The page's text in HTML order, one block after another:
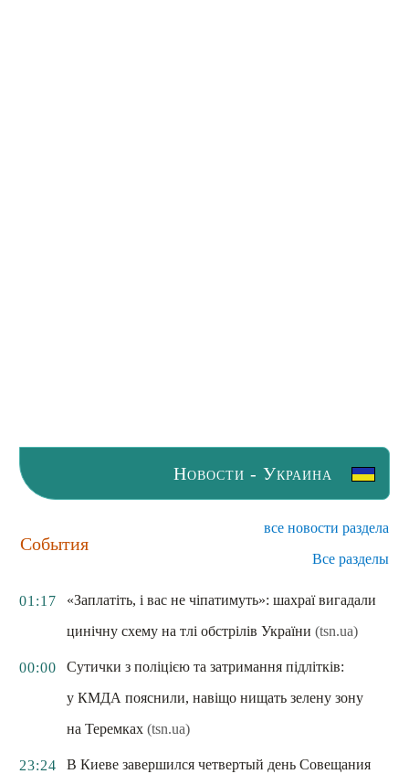
Новости - Украина
События
все новости раздела
Все разделы
01:17
«Заплатіть, і вас не чіпатимуть»: шахраї вигадали
цинічну схему на тлі обстрілів України (tsn.ua)
00:00
Сутички з поліцією та затримання підлітків:
у КМДА пояснили, навіщо нищать зелену зону
на Теремках (tsn.ua)
23:24
В Киеве завершился четвертый день Совещания